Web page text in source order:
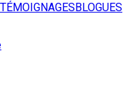
TÉMOIGNAGESBLOGUES